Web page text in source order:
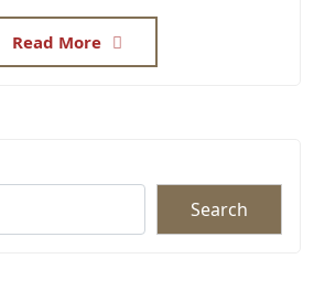
Read More
Search